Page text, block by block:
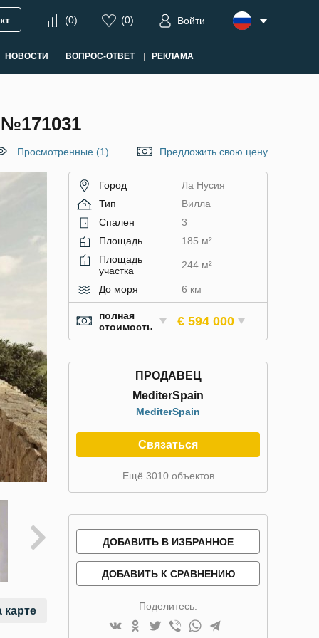
(0) (0) Войти
НОВОСТИ ВОПРОС-ОТВЕТ РЕКЛАМА
Просмотренные (1) Предложить свою цену
карте
Город
Ла Нусия
Тип
Вилла
Спален
3
Площадь
185 м²
Площадь
участка
244 м²
До моря 6 км
полная
стоимость
€ 594 000
ПРОДАВЕЦ
MediterSpain
MediterSpain
Связаться
Ещё 3010 объектов
ДОБАВИТЬ В ИЗБРАННОЕ
ДОБАВИТЬ К СРАВНЕНИЮ
Поделитесь: